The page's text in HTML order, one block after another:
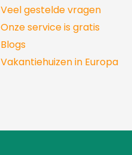
Veel gestelde vragen
Onze service is gratis
Blogs
Vakantiehuizen in Europa